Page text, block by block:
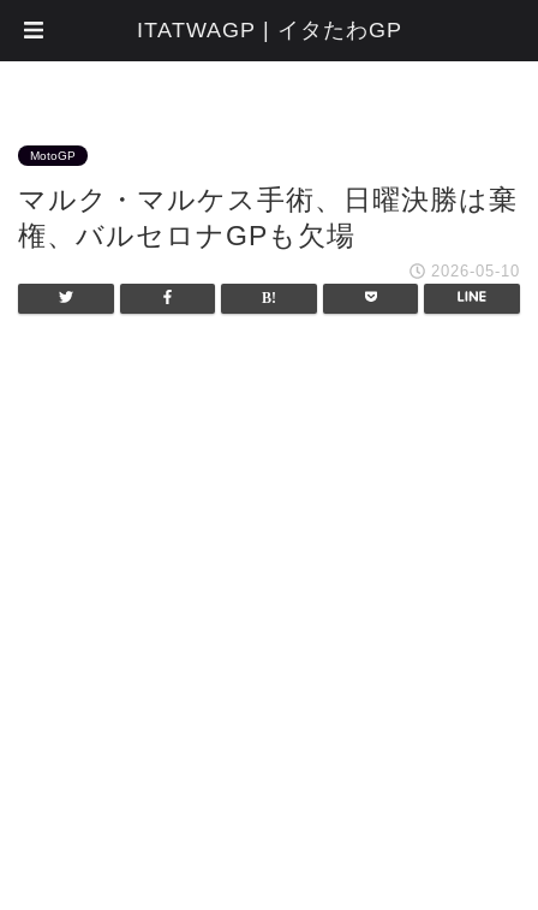
MotoGP
マルク・マルケス手術、日曜決勝は棄
権、バルセロナGPも欠場
2026-05-10
ITATWAGP | イタたわGP